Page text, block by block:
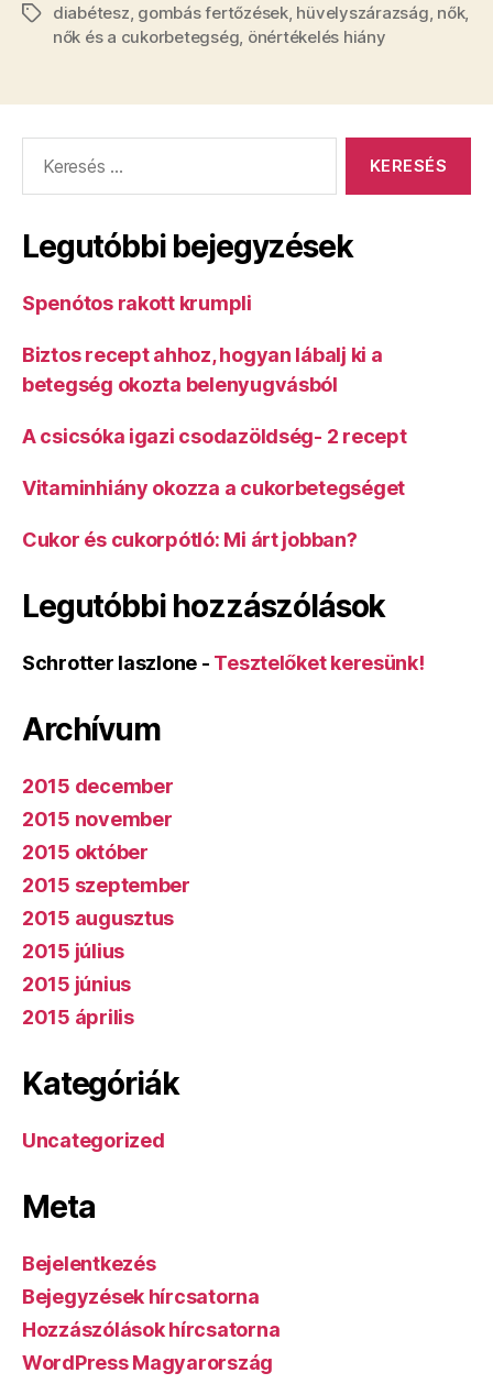
Címkékdiabétesz gombás fertőzések, hüvelyszárazság nők,
nők és a cukorbetegség önértékelés hiány
Legutóbbi bejegyzések
Spenótos rakott krumpli
Biztos recept ahhoz, hogyan lábalj ki a
betegség okozta belenyugvásból
A csicsóka igazi csodazöldség- 2 recept
Vitaminhiány okozza a cukorbetegséget
Cukor és cukorpótló: Mi árt jobban?
Legutóbbi hozzászólások
Schrotter laszlone - Tesztelőket keresünk!
Archívum
2015 december
2015 november
2015 október
2015 szeptember
2015 augusztus
2015 július
2015 június
2015 április
Kategóriák
Uncategorized
Meta
Bejelentkezés
Bejegyzések hírcsatorna
Hozzászólások hírcsatorna
WordPress Magyarország